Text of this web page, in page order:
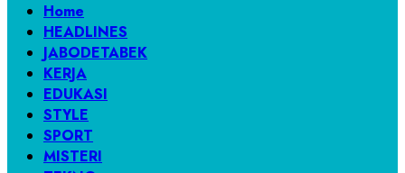
Home
HEADLINES
JABODETABEK
KERJA
EDUKASI
STYLE
SPORT
MISTERI